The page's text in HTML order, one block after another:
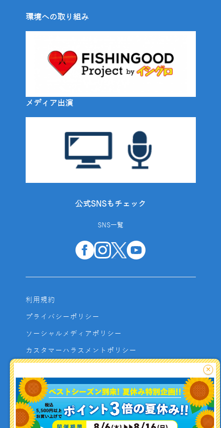
環境への取り組み
メディア出演
公式SNSもチェック
SNS一覧
利用規約
プライバシーポリシー
ソーシャルメディアポリシー
カスタマーハラスメントポリシー
よくあるご質問
お問い合わせ
利用者資金の保全方法
×